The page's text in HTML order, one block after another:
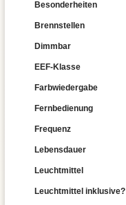
Besonderheiten
Brennstellen
Dimmbar
EEF-Klasse
Farbwiedergabe
Fernbedienung
Frequenz
Lebensdauer
Leuchtmittel
Leuchtmittel inklusive?